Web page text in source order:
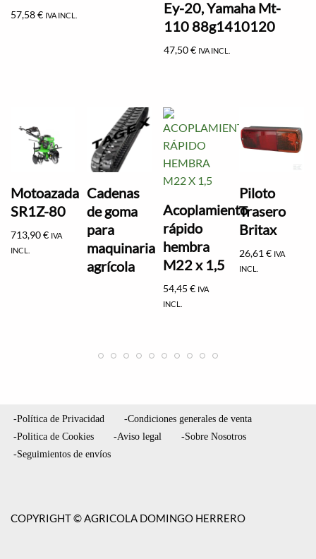
57,58€ IVA INCL.
Ey-20, Yamaha Mt-
110 88g1410120
47,50€ IVA INCL.
Motoazada
SR1Z-80
713,90€ IVA
INCL.
Cadenas
de goma
para
maquinaria
agrícola
Acoplamiento
rápido
hembra
M22 x 1,5
54,45€ IVA
INCL.
Piloto
Trasero
Britax
26,61€ IVA
INCL.
-Política de Privacidad
-Condiciones generales de venta
-Politica de Cookies
-Aviso legal
-Sobre Nosotros
-Seguimientos de envíos
COPYRIGHT © AGRICOLA DOMINGO HERRERO